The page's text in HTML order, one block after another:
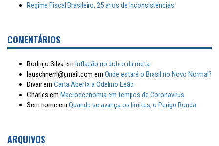
Regime Fiscal Brasileiro, 25 anos de Inconsistências
COMENTÁRIOS
Rodrigo Silvaem Inflação no dobro da meta
lauschnerrl@gmail.com em Onde estará o Brasil no Novo Normal?
Divairem Carta Aberta a Odelmo Leão
Charles em Macroeconomia em tempos de Coronavírus
Sem nome em Quando se avança os limites, o Perigo Ronda
ARQUIVOS